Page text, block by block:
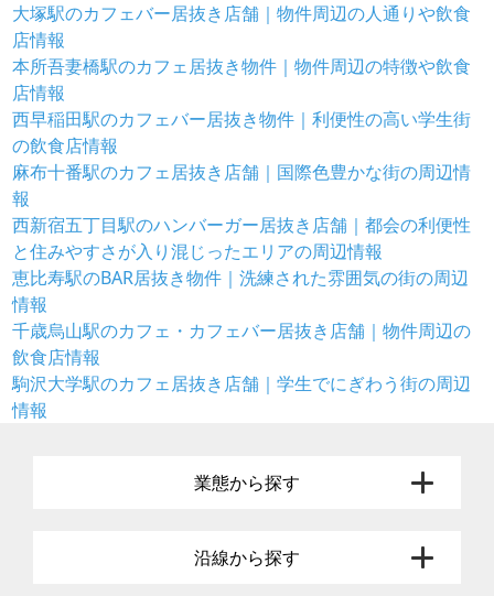
大塚駅のカフェバー居抜き店舗｜物件周辺の人通りや飲食
店情報
本所吾妻橋駅のカフェ居抜き物件｜物件周辺の特徴や飲食
店情報
西早稲田駅のカフェバー居抜き物件｜利便性の高い学生街
の飲食店情報
麻布十番駅のカフェ居抜き店舗｜国際色豊かな街の周辺情
報
西新宿五丁目駅のハンバーガー居抜き店舗｜都会の利便性
と住みやすさが入り混じったエリアの周辺情報
恵比寿駅のBAR居抜き物件｜洗練された雰囲気の街の周辺
情報
千歳烏山駅のカフェ・カフェバー居抜き店舗｜物件周辺の
飲食店情報
駒沢大学駅のカフェ居抜き店舗｜学生でにぎわう街の周辺
情報
業態から探す
沿線から探す